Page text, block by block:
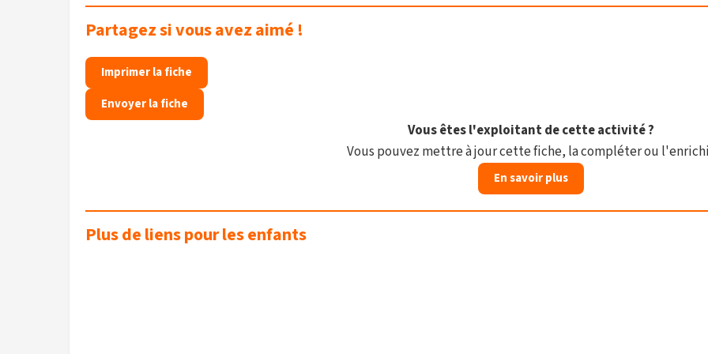
Partagez si vous avez aimé !
Imprimer la fiche
Envoyer la fiche
Vous êtes l'exploitant de cette activité ?
Vous pouvez mettre à jour cette fiche, la compléter ou
En savoir plus
Plus de liens pour les enfants